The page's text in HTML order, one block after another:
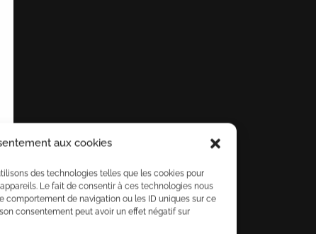
aux cookies
des technologies telles que les cookies pour
Le fait de consentir à ces technologies nous
comportement de navigation ou les ID uniques sur ce
consentement peut avoir un effet négatif sur